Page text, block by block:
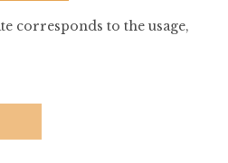
corresponds to the usage,